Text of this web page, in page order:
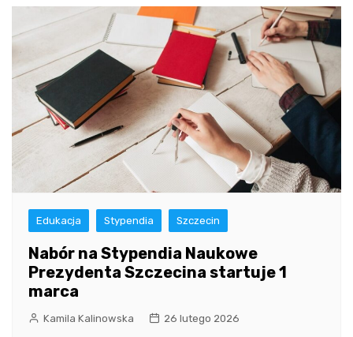
Edukacja Stypendia Szczecin
Nabór na Stypendia Naukowe
Prezydenta Szczecina startuje 1
marca
Kamila Kalinowska 26 lutego 2026